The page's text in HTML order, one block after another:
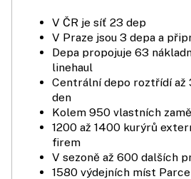
V ČR je síť 23 dep
V Praze jsou 3 depa a
Depa propojuje 63
linehaul
Centrální depo roztřídí až
den
Kolem 950 vlastních
1200 až 1400 kurýrů
firem
V sezoně až 600 dalších
1580 výdejních míst